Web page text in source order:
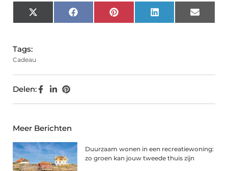
X
(Twitter)
FacebookPinterest LinkedIn Email
Tags:
Cadeau
Delen:
Meer Berichten
Duurzaam wonen in een recreatiewoning:
zo groen kan jouw tweede thuis zijn